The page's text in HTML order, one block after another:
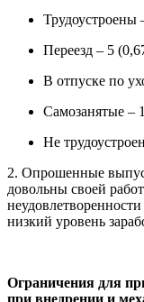
Трудоустроены
Переезд – 5
В отпуске по
Самозанятые –
Не
2. Опрошенные
довольны своей
низкий уровень
Ограничения для